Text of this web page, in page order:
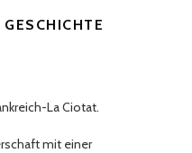
La Ciotat.
mit einer